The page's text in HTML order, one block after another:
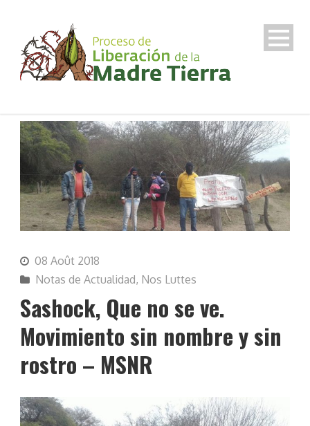
08 Août 2018
Notas de Actualidad, Nos Luttes
Sashock, Que no se ve.
Movimiento sin nombre y sin
rostro – MSNR